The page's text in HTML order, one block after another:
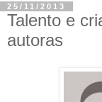
25/11/2013
Talento e
autoras